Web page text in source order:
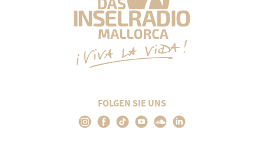
FOLGEN SIE UNS